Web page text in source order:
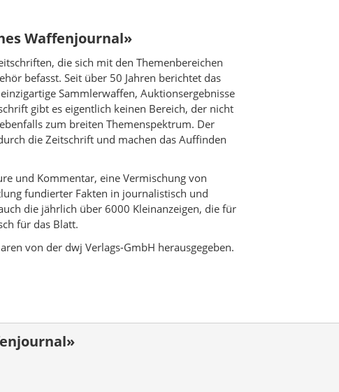
Waffenjournal»
die sich mit den Themenbereichen
befasst. Seit über 50 Jahren berichtet das
Sammlerwaffen, Auktionsergebnisse
gibt es eigentlich keinen Bereich, der nicht
zum breiten Themenspektrum. Der
die Zeitschrift und machen das Auffinden
und Kommentar, eine Vermischung von
fundierter Fakten in journalistisch und
die jährlich über 6000 Kleinanzeigen, die für
für das Blatt.
von der dwj Verlags-GmbH herausgegeben.